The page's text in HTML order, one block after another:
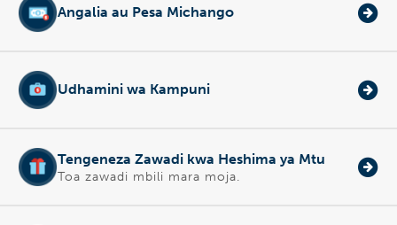
Angalia au Pesa Michango
Udhamini wa Kampuni
Tengeneza Zawadi kwa Heshima ya Mtu
Toa zawadi mbili mara moja.